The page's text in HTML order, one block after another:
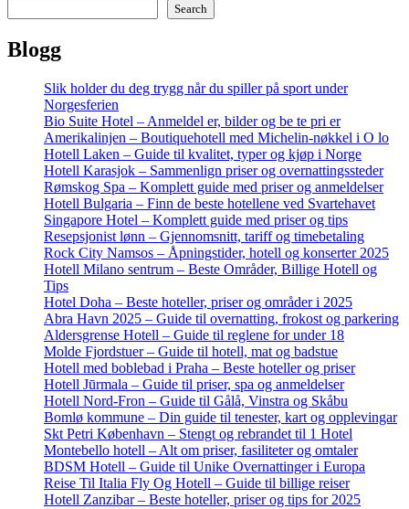
Search
Blogg
Slik holder du deg trygg når du spiller på sport under
Norgesferien
Bio Suite Hotel – Anmeldel er, bilder og be te pri er
Amerikalinjen – Boutiquehotell med Michelin-nøkkel i O lo
Hotell Laken – Guide til kvalitet, typer og kjøp i Norge
Hotell Karasjok – Sammenlign priser og overnattingssteder
Rømskog Spa – Komplett guide med priser og anmeldelser
Hotell Bulgaria – Finn de beste hotellene ved Svartehavet
Singapore Hotel – Komplett guide med priser og tips
Resepsjonist lønn – Gjennomsnitt, tariff og timebetaling
Rock City Namsos – Åpningstider, hotell og konserter 2025
Hotell Milano sentrum – Beste Områder, Billige Hotell og
Tips
Hotel Doha – Beste hoteller, priser og områder i 2025
Abra Havn 2025 – Guide til overnatting, frokost og parkering
Aldersgrense Hotell – Guide til reglene for under 18
Molde Fjordstuer – Guide til hotell, mat og badstue
Hotell med boblebad i Praha – Beste hoteller og priser
Hotell Jūrmala – Guide til priser, spa og anmeldelser
Hotell Nord-Fron – Guide til Gålå, Vinstra og Skåbu
Bomlø kommune – Din guide til tenester, kart og opplevingar
Skt Petri København – Stengt og rebrandet til 1 Hotel
Montebello hotell – Alt om priser, fasiliteter og omtaler
BDSM Hotell – Guide til Unike Overnattinger i Europa
Reise Til Italia Fly Og Hotell – Guide til billige reiser
Hotell Zanzibar – Beste hoteller, priser og tips for 2025